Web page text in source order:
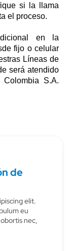
si la llama
el proceso.
en la
fijo o celular
Líneas de
será atendido
S.A.
de
elit.
eu
nec,